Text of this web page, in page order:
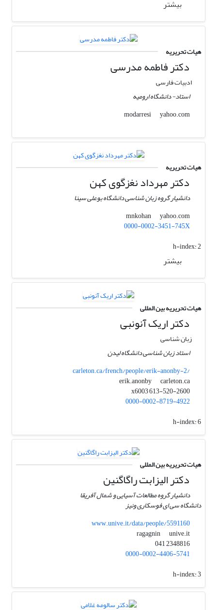
بیشتر
هیات تحریریه
دکتر فاطمه مدرسی
ادبیات فارسی
استاد- دانشگاه ارومیه
modarresi
yahoo.com
هیات تحریریه
دکتر مهرداد نغزگوی کهن
دانشیار گروه زبان شناسی دانشگاه بوعلی سینا
mnkohan
yahoo.com
0000-0002-3451-745X
h-index:2
بیشتر
هیات تحریریه بین المللی
دکتر اریک آنونبی
زبان شناسی
استاد زبان شناسی دانشگاه لیدن
carleton.ca/french/people/erik-anonby-2/
erik.anonby
carleton.ca
x6003 613-520-2600
0000-0002-8719-4922
h-index:6
هیات تحریریه بین المللی
دکتر الیزابت راگاگنین
دانشیار گروه مطالعات آسیایی و شمال آفریقا
دانشگاه سی ای فوسکاری ونیز
www.unive.it/data/people/5591160
ragagnin
unive.it
2348816 041
0000-0002-4406-5741
h-index:3